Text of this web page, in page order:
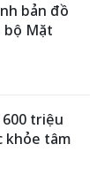
bản đồ
bộ Mặt
triệu
khỏe tâm